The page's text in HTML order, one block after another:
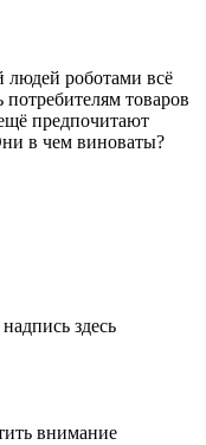
людей роботами всё
товаров
предпочитают
в чем виноваты?
здесь
внимание